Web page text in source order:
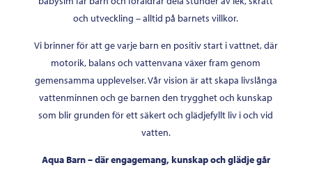
och utveckling – alltid på barnets villkor.
Vi brinner för att ge varje barn en positiv start i vattnet, där
motorik, balans och vattenvana växer fram genom
gemensamma upplevelser. Vår vision är att skapa livslånga
vattenminnen och ge barnen den trygghet och kunskap
som blir grunden för ett säkert och glädjefyllt liv i och vid
vatten.
Aqua Barn – där engagemang, kunskap och glädje går